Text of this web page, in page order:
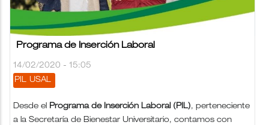
Programa de Inserción Laboral
14/02/2020 - 15:05
PIL USAL
Desde el Programa de Inserción Laboral (PIL), perteneciente
a la Secretaría de Bienestar Universitario, contamos con